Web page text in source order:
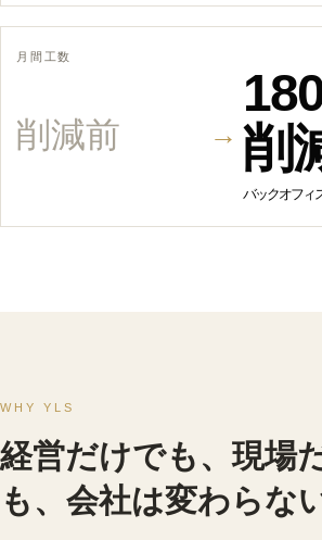
月間工数
削減前 → 削
バックオフィ
WHY YLS
経営だけでも、現場
も、会社は変わらな